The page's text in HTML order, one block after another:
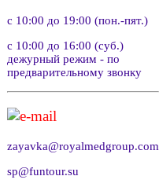
с 10:00 до 19:00 (пон.-пят.)
с 10:00 до 16:00 (суб.)
дежурный режим - по
предварительному звонку
e-mail
zayavka@royalmedgroup.com
sp@funtour.su